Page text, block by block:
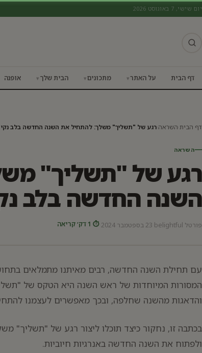
יום שישי, 7 באוגוסט 2026
דף הבית על האתר מתכונים הבית שלך אופנה השראה
דף הבית השראה רגע של "תשליך" משלך: להתחיל את השנה החדשה בלב נקי
השראה
רגע של "תשליך"
השנה החדשה בלב
פורטל belightful 23 בספטמבר 2024 ⏱ 1 דק׳ קריאה
עם תחילת השנה החדשה, רבים מאיתנו מתמלאים
המסורות המיוחדות של ראש השנה היא הטקס של
והדאגות מהשנה שחלפה, ובכך מאפשרים לעצמנו
בכתבה זו, נחקור כיצד תוכלו ליצור רגע של
ולפתוח את השנה החדשה באנרגיות חיוביות.